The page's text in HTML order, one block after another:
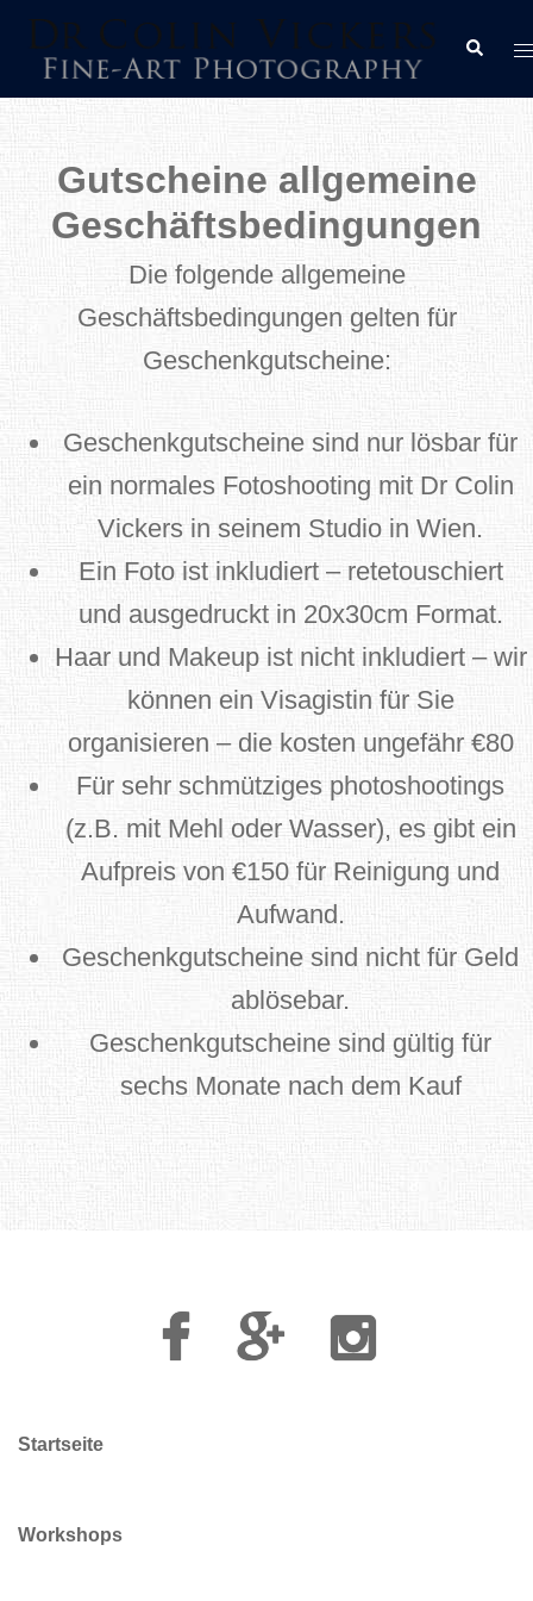
Zum
Inhalt
springen
Suche
Gutscheine allgemeine
Geschäftsbedingungen
Die folgende allgemeine
Geschäftsbedingungen gelten für
Geschenkgutscheine:
Geschenkgutscheine sind nur lösbar für
ein normales Fotoshooting mit Dr Colin
Vickers in seinem Studio in Wien.
Ein Foto ist inkludiert – retetouschiert
und ausgedruckt in 20x30cm Format.
Haar und Makeup ist nicht inkludiert – wir
können ein Visagistin für Sie
organisieren – die kosten ungefähr €80
Für sehr schmütziges photoshootings
(z.B. mit Mehl oder Wasser), es gibt ein
Aufpreis von €150 für Reinigung und
Aufwand.
Geschenkgutscheine sind nicht für Geld
ablösebar.
Geschenkgutscheine sind gültig für
sechs Monate nach dem Kauf
Facebook
Google
Plus
Instagram
Startseite
Workshops